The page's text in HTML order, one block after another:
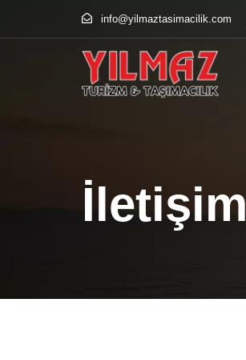
info@yilmaztasimacilik.com
İletişim